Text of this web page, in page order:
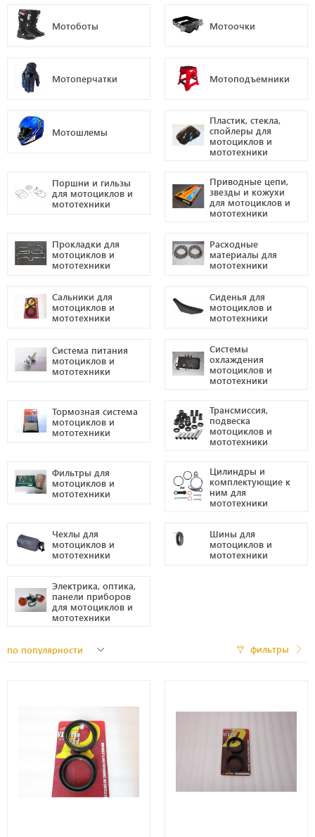
Мотоботы Мотоочки
Мотоперчатки Мотоподъемники
Мотошлемы
Пластик, стекла,
спойлеры для
мотоциклов и
мототехники
Поршни и гильзы
для мотоциклов и
мототехники
Приводные цепи,
звезды и кожухи
для мотоциклов и
мототехники
Прокладки для
мотоциклов и
мототехники
Расходные
материалы для
мототехники
Сальники для
мотоциклов и
мототехники
Сиденья для
мотоциклов и
мототехники
Система питания
мотоциклов и
мототехники
Системы
охлаждения
мотоциклов и
мототехники
Тормозная система
мотоциклов и
мототехники
Трансмиссия,
подвеска
мотоциклов и
мототехники
Фильтры для
мотоциклов и
мототехники
Цилиндры и
комплектующие к
ним для
мототехники
Чехлы для
мотоциклов и
мототехники
Шины для
мотоциклов и
мототехники
Электрика, оптика,
панели приборов
для мотоциклов и
мототехники
фильтры